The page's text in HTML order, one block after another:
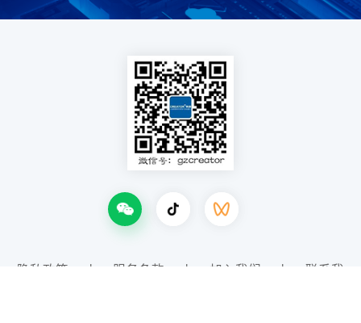
隐私政策 丨 服务条款 丨 加入我们 丨
联系我